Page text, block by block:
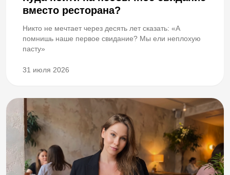
вместо ресторана?
Никто не мечтает через десять лет сказать: «А
помнишь наше первое свидание? Мы ели неплохую
пасту»
31 июля 2026